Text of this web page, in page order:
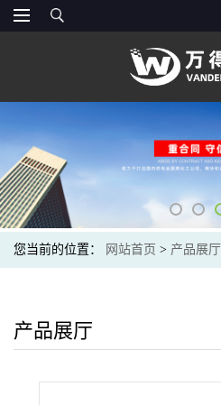
您当前的位置： 网站首页 > 产品展厅
产品展厅